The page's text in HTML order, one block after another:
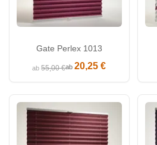
Gate Perlex 1013
ab55,00 €ab20,25 €